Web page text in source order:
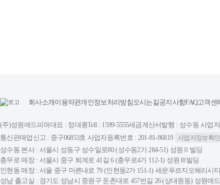
회사소개 이용약관개인정보처리방침오시는길공지사항FAQ고객센
(주)성원애드피아대표 : 정대원Tell : 1599-5555세금계산서발행 : 성수동 사업자
통신판매업신고 : 중구06853호 사업자등록번호 : 201-81-86819
사업자정보확인
성수동 본사 : 서울시 성동구 성수일로80 (성수동2가 284-51) 성원Ⅱ빌딩
충무로 매장 : 서울시 중구 퇴계로 41길 6 (충무로4가 112-1) 성원Ⅲ빌딩
인현동 매장 : 서울 중구 마른내로 79 (인현동2가 151-1) 세운푸르지오헤리시
성남 출고실 : 경기도 성남시 중원구 둔촌대로 457번길 26 (상대원동) 성원애